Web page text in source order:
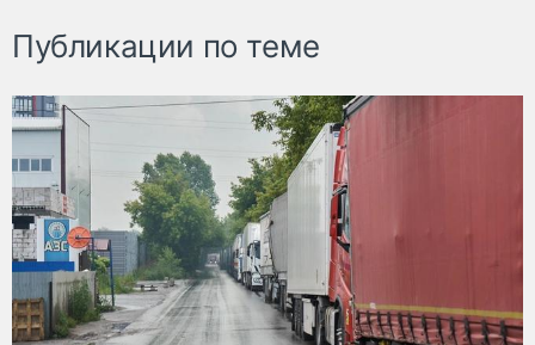
Публикации по теме